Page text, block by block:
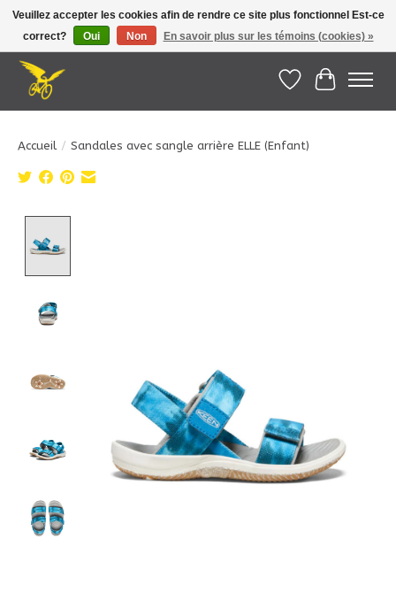
Le Pédalier | Îles de la Madeleine |info@lepedalier.com| 1-418-986-2965
Liste dePanier
Accueil / Sandales avec sangle arrière ELLE (Enfant)
Veuillez accepter les cookies afin de rendre ce site plus fonctionnel Est-ce
correct?
Oui Non En savoir plus sur les témoins (cookies) »